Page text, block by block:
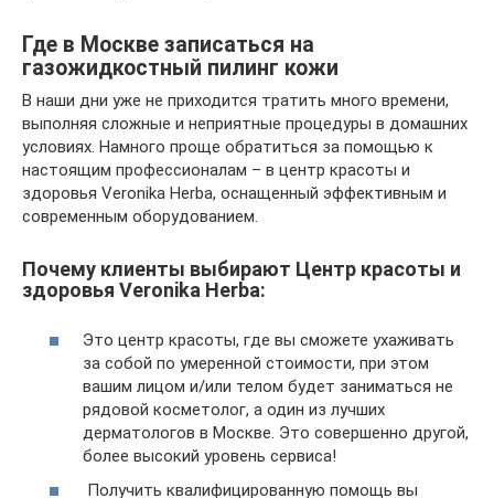
Где в Москве записаться на
газожидкостный пилинг кожи
В наши дни уже не приходится тратить много времени,
выполняя сложные и неприятные процедуры в домашних
условиях. Намного проще обратиться за помощью к
настоящим профессионалам – в центр красоты и
здоровья Veronika Herba, оснащенный эффективным и
современным оборудованием.
Почему клиенты выбирают Центр красоты и
здоровья Veronika Herba:
Это центр красоты, где вы сможете ухаживать
за собой по умеренной стоимости, при этом
вашим лицом и/или телом будет заниматься не
рядовой косметолог, а один из лучших
дерматологов в Москве. Это совершенно другой,
более высокий уровень сервиса!
Получить квалифицированную помощь вы